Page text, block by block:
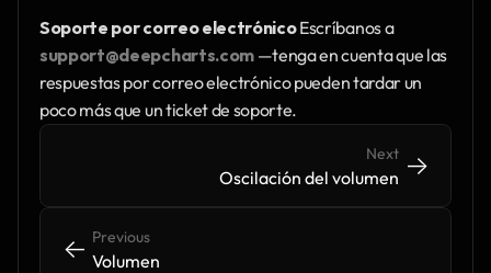
Soporte por correo electrónico
Escríbanos a
support@deepcharts.com —tenga en cuenta que las
respuestas por correo electrónico pueden tardar un
poco más que un ticket de soporte.
<- <-
Previous
Volumen
Next
Oscilación del volumen
-> ->